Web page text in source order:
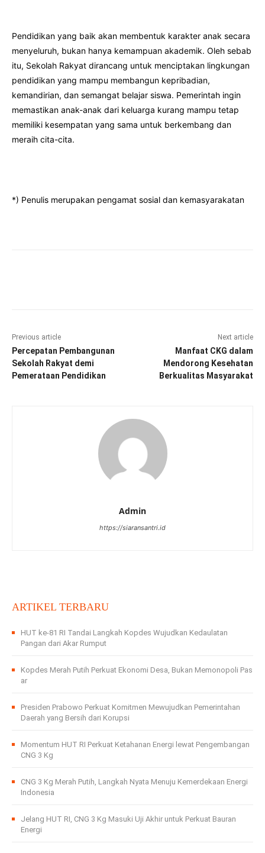
Pendidikan yang baik akan membentuk karakter anak secara
menyeluruh, bukan hanya kemampuan akademik. Oleh sebab
itu, Sekolah Rakyat dirancang untuk menciptakan lingkungan
pendidikan yang mampu membangun kepribadian,
kemandirian, dan semangat belajar siswa. Pemerintah ingin
memastikan anak-anak dari keluarga kurang mampu tetap
memiliki kesempatan yang sama untuk berkembang dan
meraih cita-cita.
*) Penulis merupakan pengamat sosial dan kemasyarakatan
Previous article
Percepatan Pembangunan
Sekolah Rakyat demi
Pemerataan Pendidikan
Next article
Manfaat CKG dalam
Mendorong Kesehatan
Berkualitas Masyarakat
Admin
https://siaransantri.id
ARTIKEL TERBARU
HUT ke-81 RI Tandai Langkah Kopdes Wujudkan Kedaulatan
Pangan dari Akar Rumput
Kopdes Merah Putih Perkuat Ekonomi Desa, Bukan Memonopoli Pas
ar
Presiden Prabowo Perkuat Komitmen Mewujudkan Pemerintahan
Daerah yang Bersih dari Korupsi
Momentum HUT RI Perkuat Ketahanan Energi lewat Pengembangan
CNG 3 Kg
CNG 3 Kg Merah Putih, Langkah Nyata Menuju Kemerdekaan Energi
Indonesia
Jelang HUT RI, CNG 3 Kg Masuki Uji Akhir untuk Perkuat Bauran
Energi